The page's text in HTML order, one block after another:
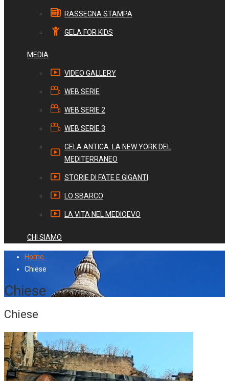
RASSEGNA STAMPA
GELA FOR KIDS
MEDIA
VIDEO GALLERY
WEB SERIE
WEB SERIE 2
WEB SERIE 3
GELA ANTICA. LA NEW YORK DEL
MEDITERRANEO
STORIE DI FATE E GIGANTI
LO SBARCO
LA VITA NEL MEDIOEVO
CHI SIAMO
Home
Chiese
Chiese
Chiese